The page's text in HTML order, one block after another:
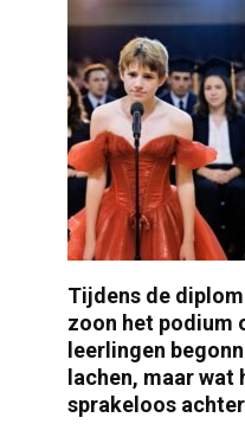
Tijdens de
zoon het podium
leerlingen
lachen, maar wat
sprakeloos achter